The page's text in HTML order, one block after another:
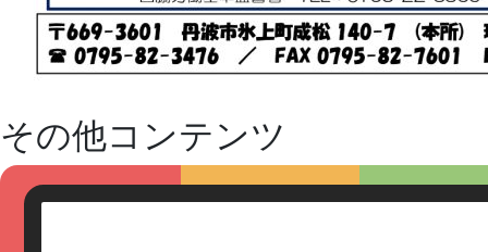
その他コンテンツ